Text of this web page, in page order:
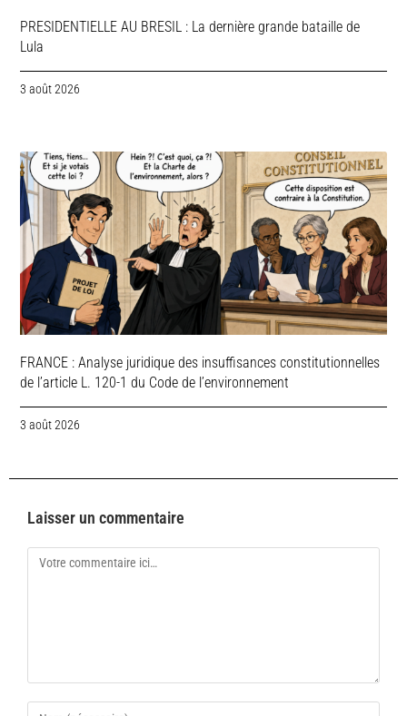
PRESIDENTIELLE AU BRESIL : La dernière grande bataille de
Lula
3 août 2026
FRANCE : Analyse juridique des insuffisances constitutionnelles
de l’article L. 120-1 du Code de l’environnement
3 août 2026
Laisser un commentaire